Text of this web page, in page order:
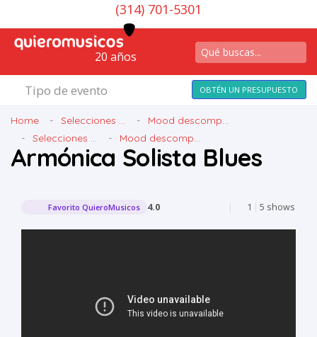
(314) 701-5301
20 años
Tipo de evento OBTÉN UN PRESUPUESTO
Home Selecciones ...
Mood descomp...
Selecciones ...
Mood descomp...
Armónica Solista Blues
Favorito QuieroMusicos 4.0 | 1 | 5 shows